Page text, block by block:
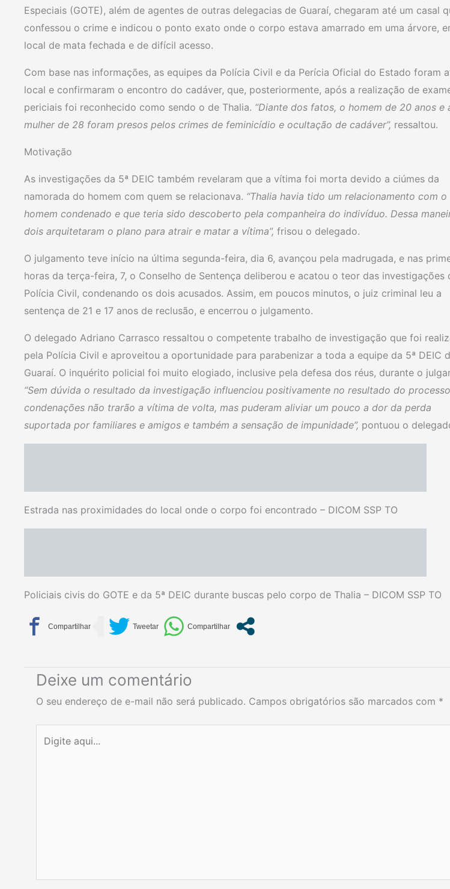
Especiais (GOTE), além de agentes de outras delegacias de Guaraí, chegaram até um casal
confessou o crime e indicou o ponto exato onde o corpo estava amarrado em uma árvore,
local de mata fechada e de difícil acesso.
Com base nas informações, as equipes da Polícia Civil e da Perícia Oficial do Estado foram
local e confirmaram o encontro do cadáver, que, posteriormente, após a realização de
periciais foi reconhecido como sendo o de Thalia. “Diante dos fatos, o homem de 20 anos e
mulher de 28 foram presos pelos crimes de feminicídio e ocultação de cadáver”, ressaltou.
Motivação
As investigações da 5ª DEIC também revelaram que a vítima foi morta devido a ciúmes da
namorada do homem com quem se relacionava. “Thalia havia tido um relacionamento com o
homem condenado e que teria sido descoberto pela companheira do indivíduo. Dessa
dois arquitetaram o plano para atrair e matar a vítima”, frisou o delegado.
O julgamento teve início na última segunda-feira, dia 6, avançou pela madrugada, e nas
horas da terça-feira, 7, o Conselho de Sentença deliberou e acatou o teor das investigações
Polícia Civil, condenando os dois acusados. Assim, em poucos minutos, o juiz criminal leu a
sentença de 21 e 17 anos de reclusão, e encerrou o julgamento.
O delegado Adriano Carrasco ressaltou o competente trabalho de investigação que foi
pela Polícia Civil e aproveitou a oportunidade para parabenizar a toda a equipe da 5ª DEIC
Guaraí. O inquérito policial foi muito elogiado, inclusive pela defesa dos réus, durante o
“Sem dúvida o resultado da investigação influenciou positivamente no resultado do
condenações não trarão a vítima de volta, mas puderam aliviar um pouco a dor da perda
suportada por familiares e amigos e também a sensação de impunidade”, pontuou o
Estrada nas proximidades do local onde o corpo foi encontrado – DICOM SSP TO
Policiais civis do GOTE e da 5ª DEIC durante buscas pelo corpo de Thalia – DICOM SSP TO
Deixe um comentário
O seu endereço de e-mail não será publicado. Campos obrigatórios são marcados com *
aqui...